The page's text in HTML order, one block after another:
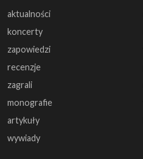
aktualności
koncerty
zapowiedzi
recenzje
zagrali
monografie
artykuły
wywiady